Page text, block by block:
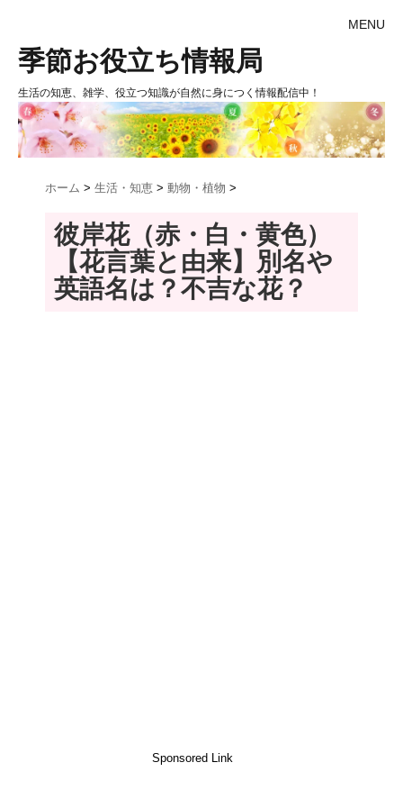
MENU
季節お役立ち情報局
生活の知恵、雑学、役立つ知識が自然に身につく情報配信中！
ホーム > 生活・知恵 > 動物・植物 >
彼岸花（赤・白・黄色）
【花言葉と由来】別名や
英語名は？不吉な花？
Sponsored Link